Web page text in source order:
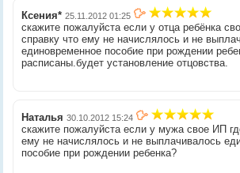
Ксения* 25.11.2012 01:25
скажите пожалуйста если у отца ребёнка
справку что ему не начислялось и не
единовременное пособие при рождении
расписаны.будет установление отцовства.
Наталья 30.10.2012 15:24
скажите пожалуйста если у мужа свое ИП
ему не начислялось и не выплачивалось
пособие при рождении ребенка?